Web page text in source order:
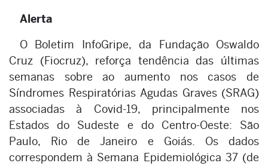
Alerta
O Boletim InfoGripe, da Fundação Oswaldo
Cruz (Fiocruz), reforça tendência das últimas
semanas sobre ao aumento nos casos de
Síndromes Respiratórias Agudas Graves (SRAG)
associadas à Covid-19, principalmente nos
Estados do Sudeste e do Centro-Oeste: São
Paulo, Rio de Janeiro e Goiás. Os dados
correspondem à Semana Epidemiológica 37 (de